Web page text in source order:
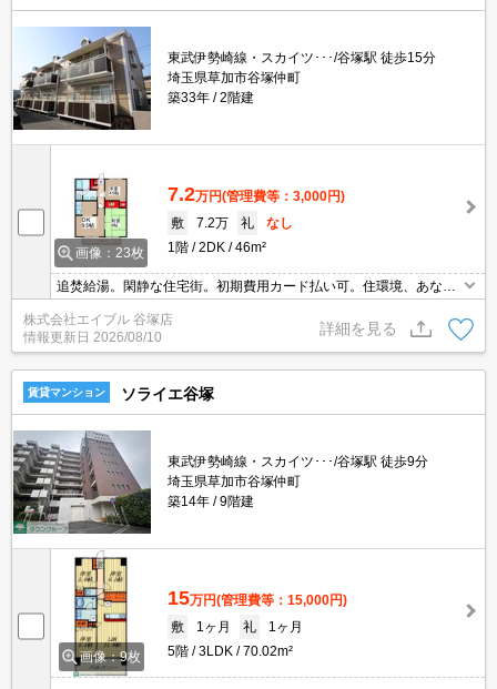
東武伊勢崎線・スカイツ･･･/谷塚駅 徒歩15分
埼玉県草加市谷塚仲町
築33年
2階建
画像：23枚
7.2万円(管理費等：3,000円)
敷
7.2万 礼
なし
1階
2DK 46m²
追焚給湯。閑静な住宅街。初期費用カード払い可。住環境、あなた
の目でお確かめください。日当たり良好。
株式会社エイブル 谷塚店
情報更新日 2026/08/10
詳細を見る
賃貸マンション ソライエ谷塚
東武伊勢崎線・スカイツ･･･/谷塚駅 徒歩9分
埼玉県草加市谷塚仲町
築14年
9階建
画像：9枚
15万円(管理費等：15,000円)
敷
1ヶ月 礼
1ヶ月
5階
3LDK 70.02m²